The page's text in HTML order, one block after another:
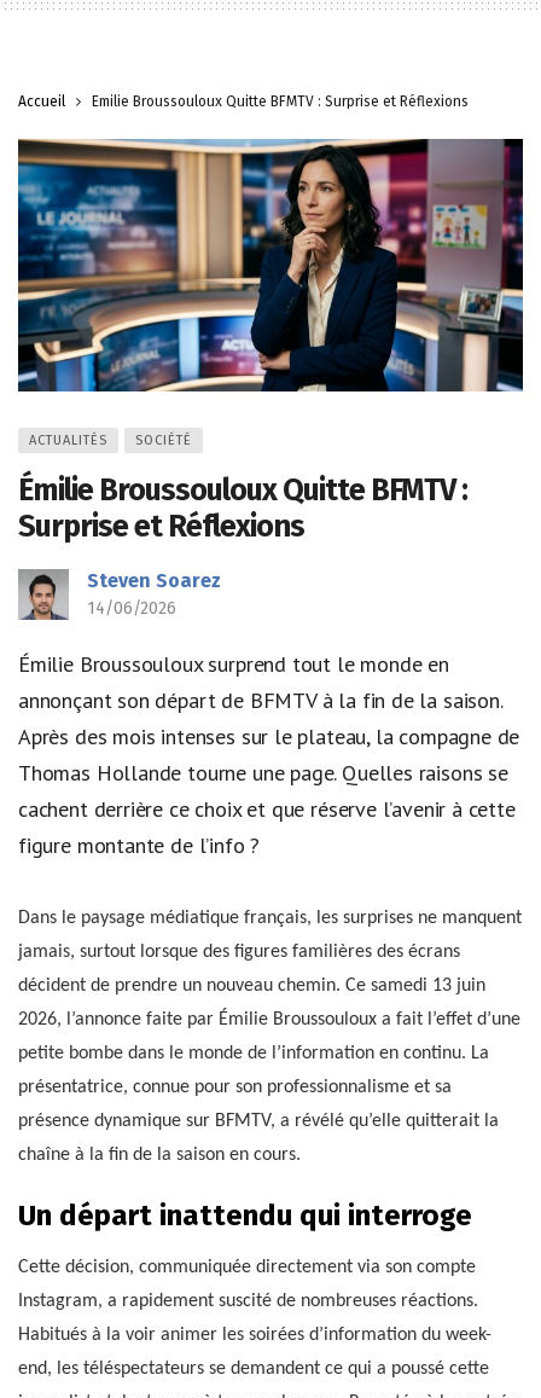
Accueil Émilie Broussouloux Quitte BFMTV : Surprise et Réflexions
ACTUALITÉS SOCIÉTÉ
Émilie Broussouloux Quitte BFMTV :
Surprise et Réflexions
Steven Soarez
14/06/2026
Émilie Broussouloux surprend tout le monde en
annonçant son départ de BFMTV à la fin de la saison.
Après des mois intenses sur le plateau, la compagne de
Thomas Hollande tourne une page. Quelles raisons se
cachent derrière ce choix et que réserve l’avenir à cette
figure montante de l’info ?
Dans le paysage médiatique français, les surprises ne manquent
jamais, surtout lorsque des figures familières des écrans
décident de prendre un nouveau chemin. Ce samedi 13 juin
2026, l’annonce faite par Émilie Broussouloux a fait l’effet d’une
petite bombe dans le monde de l’information en continu. La
présentatrice, connue pour son professionnalisme et sa
présence dynamique sur BFMTV, a révélé qu’elle quitterait la
chaîne à la fin de la saison en cours.
Un départ inattendu qui interroge
Cette décision, communiquée directement via son compte
Instagram, a rapidement suscité de nombreuses réactions.
Habitués à la voir animer les soirées d’information du week-
end, les téléspectateurs se demandent ce qui a poussé cette